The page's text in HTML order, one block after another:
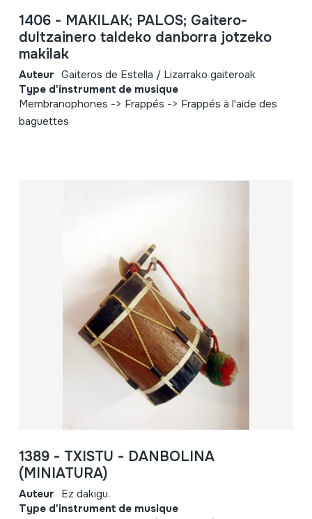
1406 - MAKILAK; PALOS; Gaitero-
dultzainero taldeko danborra jotzeko
makilak
Auteur Gaiteros de Estella / Lizarrako gaiteroak
Type d'instrument de musique
Membranophones -> Frappés -> Frappés à l'aide des
baguettes
1389 - TXISTU - DANBOLINA
(MINIATURA)
Auteur Ez dakigu.
Type d'instrument de musique